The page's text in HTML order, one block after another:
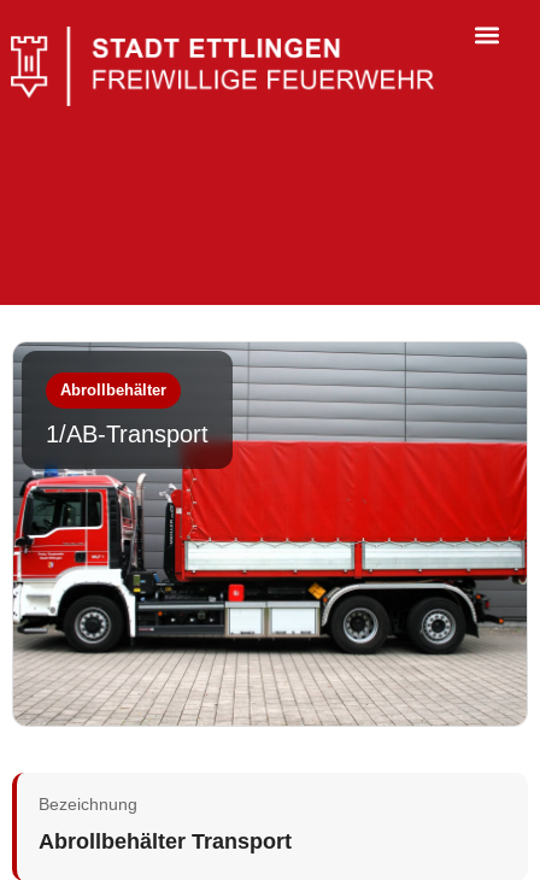
Abrollbehälter
1/AB-Transport
Bezeichnung
Abrollbehälter Transport